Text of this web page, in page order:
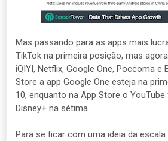
Mas passando para as apps mais
TikTok na primeira posição, mas
iQIYI, Netflix, Google One, Poccoma
Store a app Google One esteja na
10, enquanto na App Store o
Disney+ na sétima.
Para se ficar com uma ideia da